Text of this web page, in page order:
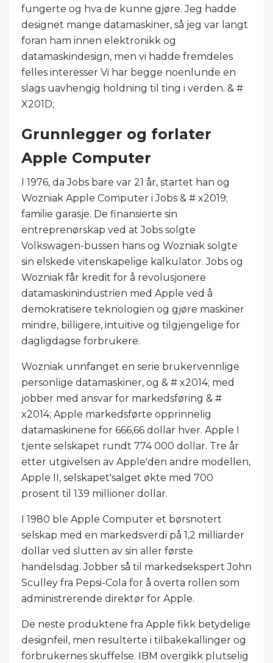
fungerte og hva de kunne gjøre. Jeg hadde
designet mange datamaskiner, så jeg var langt
foran ham innen elektronikk og
datamaskindesign, men vi hadde fremdeles
felles interesser Vi har begge noenlunde en
slags uavhengig holdning til ting i verden. & #
X201D;
Grunnlegger og forlater
Apple Computer
I 1976, da Jobs bare var 21 år, startet han og
Wozniak Apple Computer i Jobs & # x2019;
familie garasje. De finansierte sin
entreprenørskap ved at Jobs solgte
Volkswagen-bussen hans og Wozniak solgte
sin elskede vitenskapelige kalkulator. Jobs og
Wozniak får kredit for å revolusjonere
datamaskinindustrien med Apple ved å
demokratisere teknologien og gjøre maskiner
mindre, billigere, intuitive og tilgjengelige for
dagligdagse forbrukere.
Wozniak unnfanget en serie brukervennlige
personlige datamaskiner, og & # x2014; med
jobber med ansvar for markedsføring & #
x2014; Apple markedsførte opprinnelig
datamaskinene for 666,66 dollar hver. Apple I
tjente selskapet rundt 774 000 dollar. Tre år
etter utgivelsen av Apple'den andre modellen,
Apple II, selskapet'salget økte med 700
prosent til 139 millioner dollar.
I 1980 ble Apple Computer et børsnotert
selskap med en markedsverdi på 1,2 milliarder
dollar ved slutten av sin aller første
handelsdag. Jobber så til markedsekspert John
Sculley fra Pepsi-Cola for å overta rollen som
administrerende direktør for Apple.
De neste produktene fra Apple fikk betydelige
designfeil, men resulterte i tilbakekallinger og
forbrukernes skuffelse. IBM overgikk plutselig